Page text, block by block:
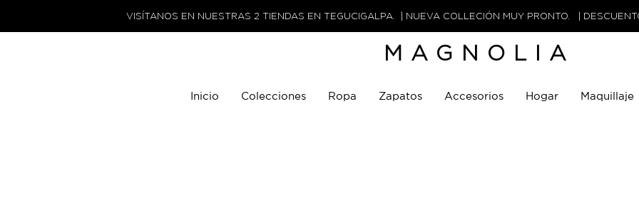
VISÍTANOS EN NUESTRAS 2 TIENDAS EN TEGUCIGALPA. | NUEVA COLLECIÓN MUY PRONTO. |
MAGNOLIA
Inicio Colecciones Ropa Zapatos Accesorios Hogar Maquillaje